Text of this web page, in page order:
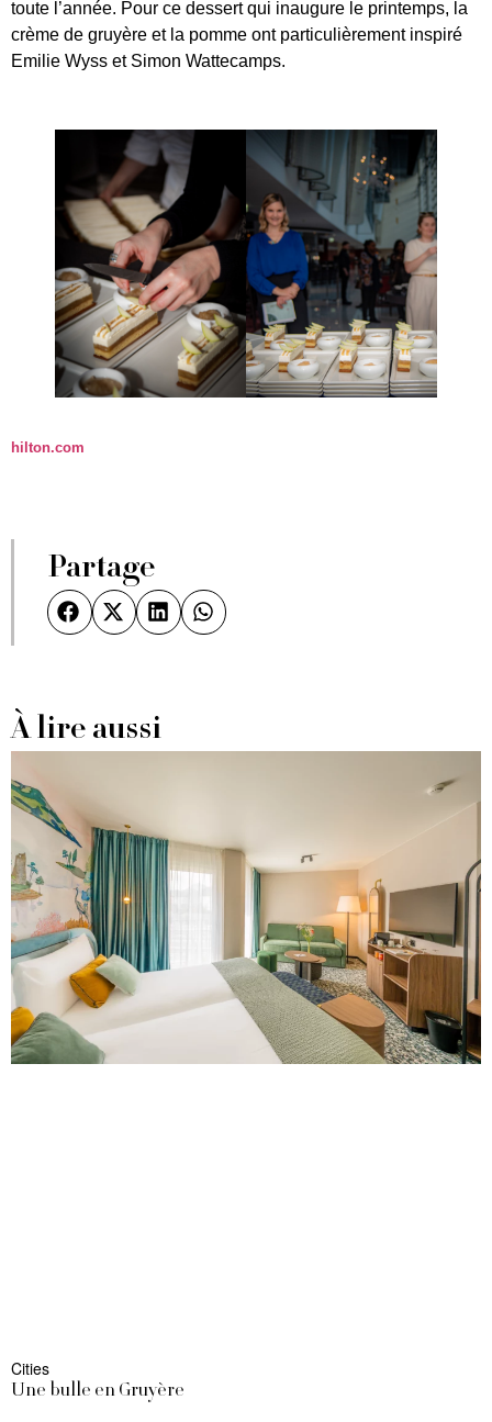
toute l’année. Pour ce dessert qui inaugure le printemps, la
crème de gruyère et la pomme ont particulièrement inspiré
Emilie Wyss et Simon Wattecamps.
hilton.com
Partage
À lire aussi
Cities
Une bulle en Gruyère